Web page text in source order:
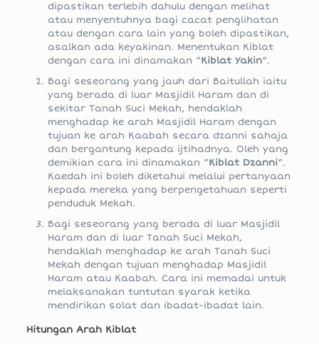
dipastikan terlebih dahulu dengan melihat
atau menyentuhnya bagi cacat penglihatan
atau dengan cara lain yang boleh dipastikan,
asalkan ada keyakinan. Menentukan Kiblat
dengan cara ini dinamakan “Kiblat Yakin“.
Bagi seseorang yang jauh dari Baitullah iaitu
yang berada di luar Masjidil Haram dan di
sekitar Tanah Suci Mekah, hendaklah
menghadap ke arah Masjidil Haram dengan
tujuan ke arah Kaabah secara dzanni sahaja
dan bergantung kepada ijtihadnya. Oleh yang
demikian cara ini dinamakan “Kiblat Dzanni“.
Kaedah ini boleh diketahui melalui pertanyaan
kepada mereka yang berpengetahuan seperti
penduduk Mekah.
Bagi seseorang yang berada di luar Masjidil
Haram dan di luar Tanah Suci Mekah,
hendaklah menghadap ke arah Tanah Suci
Mekah dengan tujuan menghadap Masjidil
Haram atau Kaabah. Cara ini memadai untuk
melaksanakan tuntutan syarak ketika
mendirikan solat dan ibadat-ibadat lain.
Hitungan Arah Kiblat